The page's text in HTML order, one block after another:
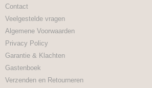
Contact
Veelgestelde vragen
Algemene Voorwaarden
Privacy Policy
Garantie & Klachten
Gastenboek
Verzenden en Retourneren